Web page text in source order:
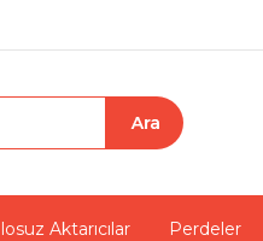
Aktarıcılar Perdeler